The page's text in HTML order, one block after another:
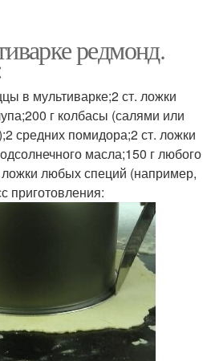
редмонд.
в мультиварке;2 ст. ложки
г колбасы (салями или
средних помидора;2 ст. ложки
масла;150 г любого
ложки любых специй (например,
приготовления: